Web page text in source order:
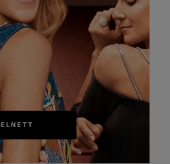
ELNETT